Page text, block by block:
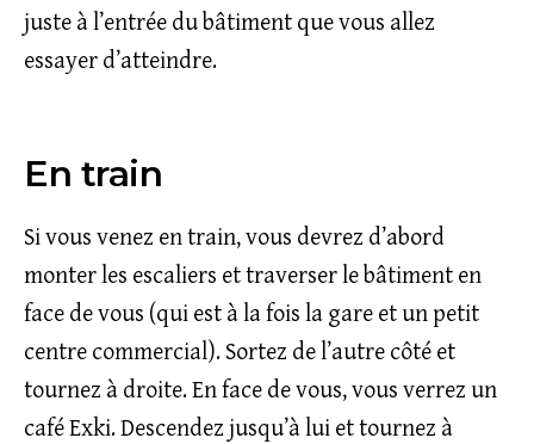
juste à l’entrée du bâtiment que vous allez
essayer d’atteindre.
En train
Si vous venez en train, vous devrez d’abord
monter les escaliers et traverser le bâtiment en
face de vous (qui est à la fois la gare et un petit
centre commercial). Sortez de l’autre côté et
tournez à droite. En face de vous, vous verrez un
café Exki. Descendez jusqu’à lui et tournez à